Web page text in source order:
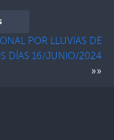
POR LLUVIAS DE
DÍAS 16/JUNIO/2024
»»